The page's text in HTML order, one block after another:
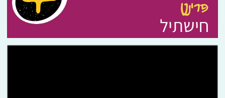
פרינט
חישתיל